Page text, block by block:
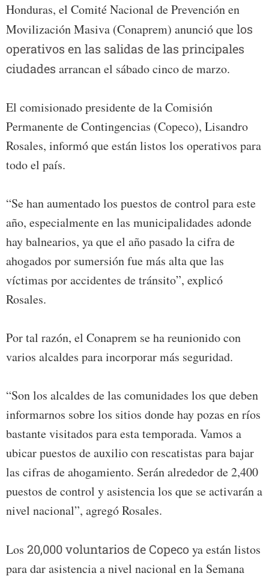
Honduras, el Comité Nacional de Prevención en
Movilización Masiva (Conaprem) anunció quelos
operativos en las salidas de las principales
ciudades arrancan el sábado cinco de marzo.
El comisionado presidente de la Comisión
Permanente de Contingencias (Copeco), Lisandro
Rosales, informó que están listos los operativos para
todo el país.
“Se han aumentado los puestos de control para este
año, especialmente en las municipalidades adonde
hay balnearios, ya que el año pasado la cifra de
ahogados por sumersión fue más alta que las
víctimas por accidentes de tránsito”, explicó
Rosales.
Por tal razón, el Conaprem se ha reunionido con
varios alcaldes para incorporar más seguridad.
“Son los alcaldes de las comunidades los que deben
informarnos sobre los sitios donde hay pozas en ríos
bastante visitados para esta temporada. Vamos a
ubicar puestos de auxilio con rescatistas para bajar
las cifras de ahogamiento. Serán alrededor de 2,400
puestos de control y asistencia los que se activarán a
nivel nacional”, agregó Rosales.
Los 20,000 voluntarios de Copecoya están listos
para dar asistencia a nivel nacional en la Semana